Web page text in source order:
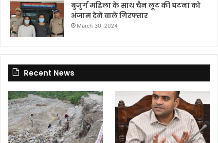
बुजुर्ग महिला के साथ चैन लूट की घटना को
अंजाम देने वाले गिरफ्तार
March 30, 2024
Recent News